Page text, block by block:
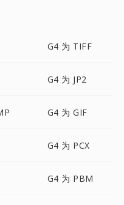
G4 为 TIFF
G4 为 JP2
G4 为 GIF
G4 为 PCX
G4 为 PBM